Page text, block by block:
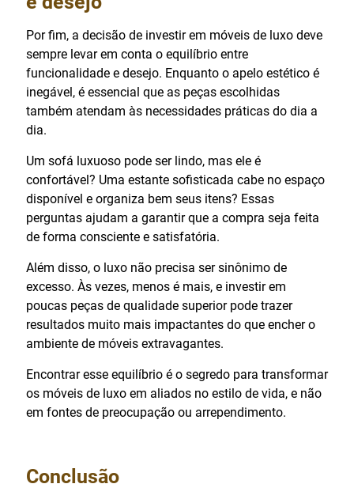
Por fim, a decisão de investir em móveis de luxo deve
sempre levar em conta o equilíbrio entre
funcionalidade e desejo. Enquanto o apelo estético é
inegável, é essencial que as peças escolhidas
também atendam às necessidades práticas do dia a
dia.
Um sofá luxuoso pode ser lindo, mas ele é
confortável? Uma estante sofisticada cabe no espaço
disponível e organiza bem seus itens? Essas
perguntas ajudam a garantir que a compra seja feita
de forma consciente e satisfatória.
Além disso, o luxo não precisa ser sinônimo de
excesso. Às vezes, menos é mais, e investir em
poucas peças de qualidade superior pode trazer
resultados muito mais impactantes do que encher o
ambiente de móveis extravagantes.
Encontrar esse equilíbrio é o segredo para transformar
os móveis de luxo em aliados no estilo de vida, e não
em fontes de preocupação ou arrependimento.
Conclusão